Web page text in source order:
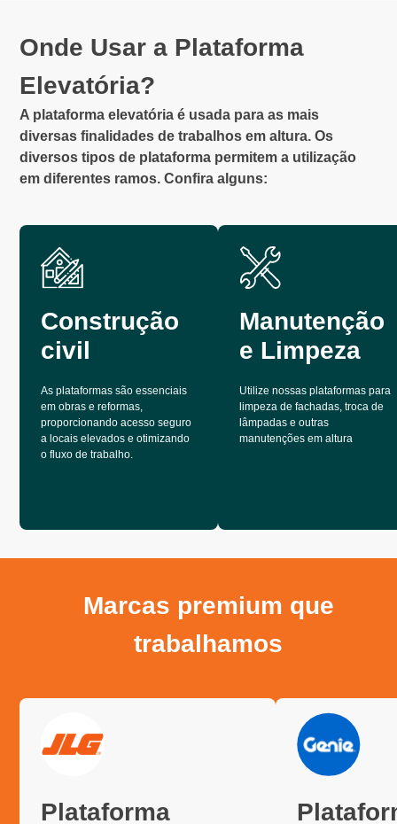
Onde Usar a Plataforma
Elevatória?
A plataforma elevatória é usada para as mais
diversas finalidades de trabalhos em altura. Os
diversos tipos de plataforma permitem a utilização
em diferentes ramos. Confira alguns:
Construção
civil
As plataformas são essenciais
em obras e reformas,
proporcionando acesso seguro
a locais elevados e otimizando
o fluxo de trabalho.
Manutenção
e Limpeza
Utilize nossas plataformas para
limpeza de fachadas, troca de
lâmpadas e outras
manutenções em altura
Marcas premium que
trabalhamos
Plataforma